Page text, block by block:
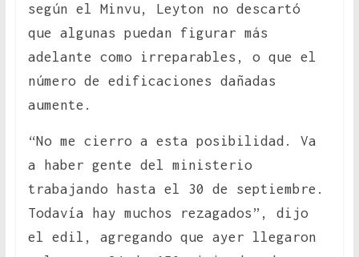
según el Minvu, Leyton no descartó
que algunas puedan figurar más
adelante como irreparables, o que el
número de edificaciones dañadas
aumente.
“No me cierro a esta posibilidad. Va
a haber gente del ministerio
trabajando hasta el 30 de septiembre.
Todavía hay muchos rezagados”, dijo
el edil, agregando que ayer llegaron